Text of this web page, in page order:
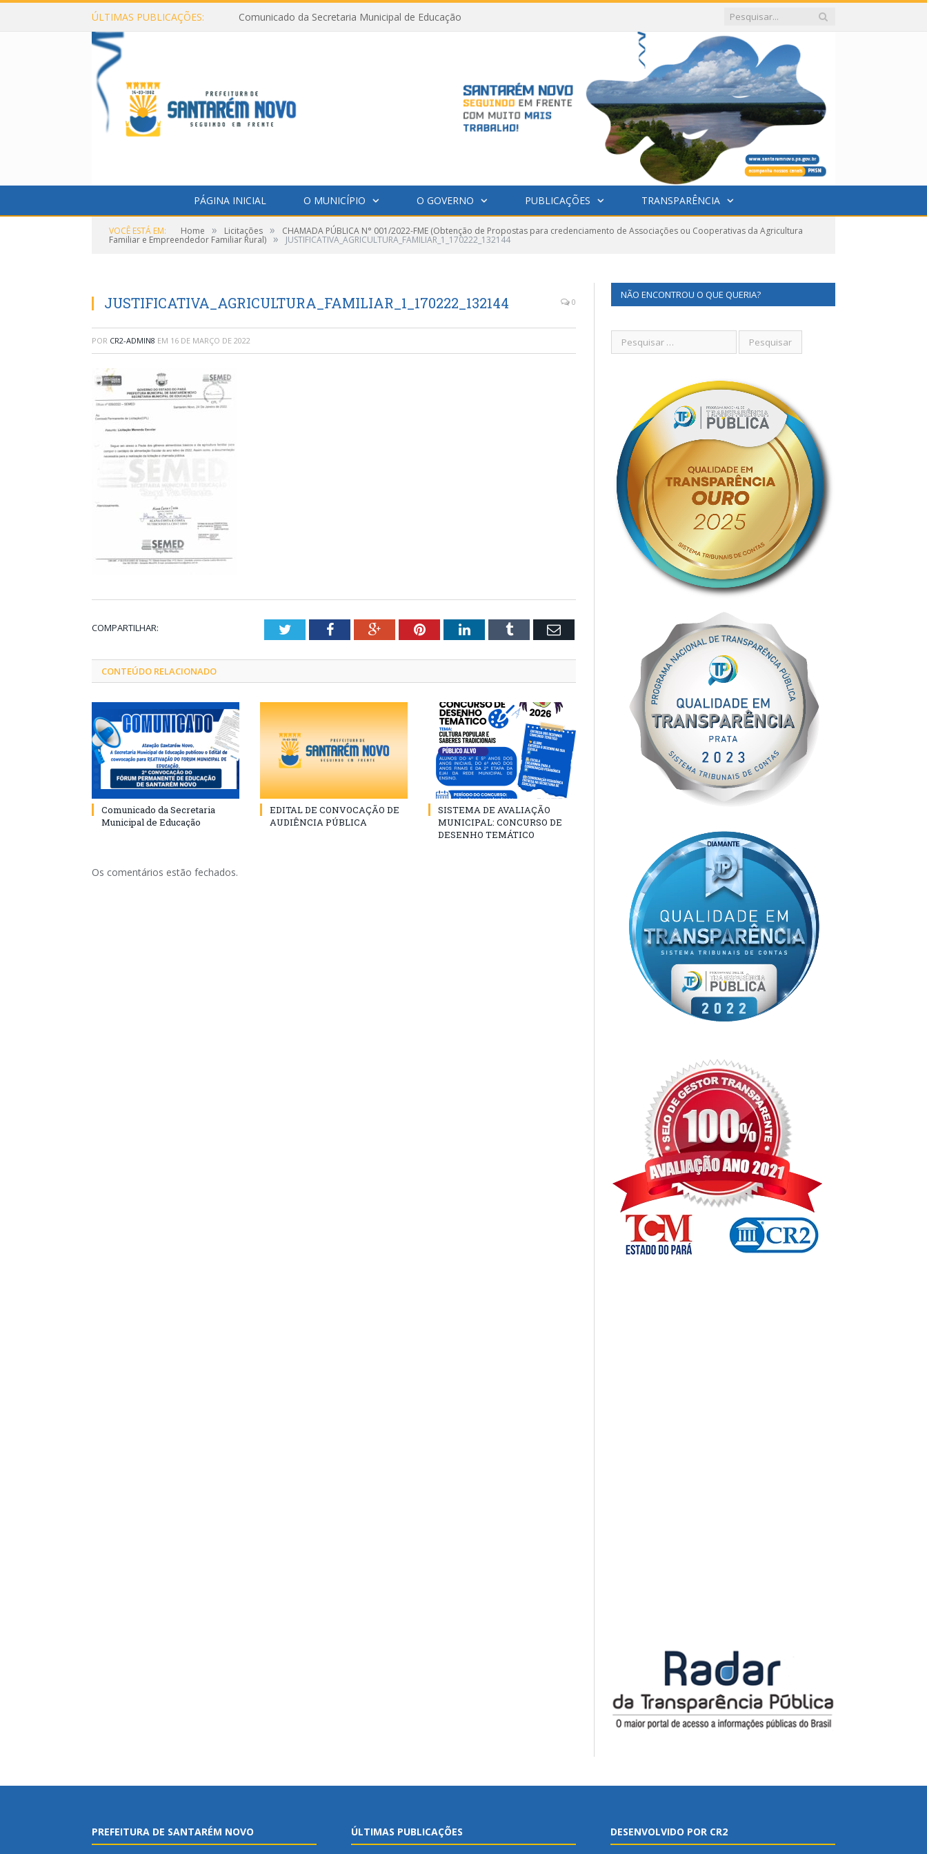
ÚLTIMAS PUBLICAÇÕES: Comunicado da Secretaria Municipal de Educação
PÁGINA INICIAL O MUNICÍPIO O GOVERNO PUBLICAÇÕES TRANSPARÊNCIA
VOCÊ ESTÁ EM: Home » Licitações » CHAMADA PÚBLICA N° 001/2022-FME (Obtenção de Propostas para credenciamento de Associações ou Cooperativas da Agricultura
Familiar e Empreendedor Familiar Rural) » JUSTIFICATIVA_AGRICULTURA_FAMILIAR_1_170222_132144
JUSTIFICATIVA_AGRICULTURA_FAMILIAR_1_170222_132144 0
POR CR2-ADMIN8 EM 16 DE MARÇO DE 2022
COMPARTILHAR: TwitterFacebookGoogle+PinterestLinkedInTumblr Email
CONTEÚDO RELACIONADO
Comunicado da Secretaria
Municipal de Educação
EDITAL DE CONVOCAÇÃO DE
AUDIÊNCIA PÚBLICA
SISTEMA DE AVALIAÇÃO
MUNICIPAL: CONCURSO DE
DESENHO TEMÁTICO
Os comentários estão fechados.
NÃO ENCONTROU O QUE QUERIA?
PREFEITURA DE SANTARÉM NOVO ÚLTIMAS PUBLICAÇÕES DESENVOLVIDO POR CR2